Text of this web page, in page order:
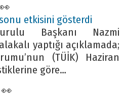
etkisini gösterdi
Başkanı Nazmi
yaptığı açıklamada;
(TÜİK) Haziran
göre…